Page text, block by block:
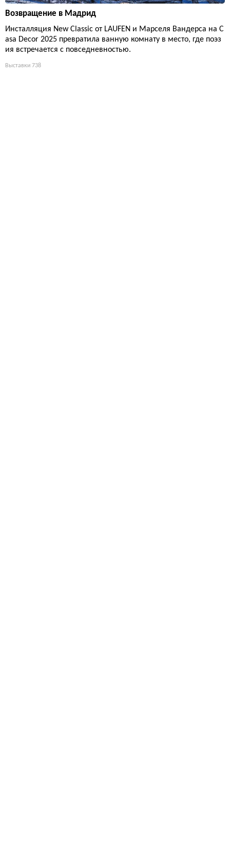
Возвращение в Мадрид
Инсталляция New Classic от LAUFEN и Марселя Вандерса на C
asa Decor 2025 превратила ванную комнату в место, где поэз
ия встречается с повседневностью.
Выставки 738